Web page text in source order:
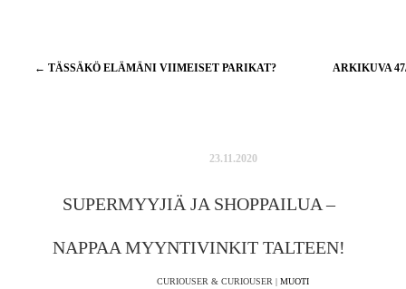
Artikkelien
← TÄSSÄKÖ ELÄMÄNI VIIMEISET PARIKAT? ARKIKUVA
23.11.2020
SUPERMYYJIÄ JA SHOPPAILUA –
NAPPAA MYYNTIVINKIT TALTEEN!
CURIOUSER & CURIOUSER | MUOTI